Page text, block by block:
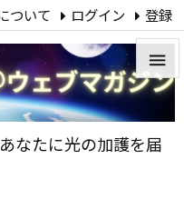
なたに光の加護を届


メニ

ついて ログイン 登録